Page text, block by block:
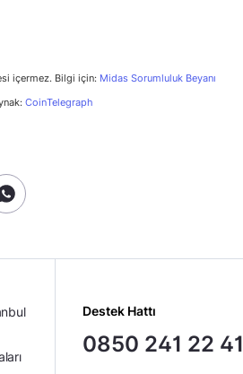
içermez. Bilgi için: Midas Sorumluluk Beyanı
CoinTelegraph
Destek Hattı
0850 241 22 41